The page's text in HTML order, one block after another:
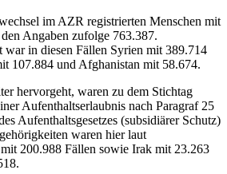
im AZR registrierten Menschen mit
Angaben zufolge 763.387.
war in diesen Fällen Syrien mit 389.714
107.884 und Afghanistan mit 58.674.
hervorgeht, waren zu dem Stichtag
Aufenthaltserlaubnis nach Paragraf 25
Aufenthaltsgesetzes (subsidiärer Schutz)
waren hier laut
200.988 Fällen sowie Irak mit 23.263